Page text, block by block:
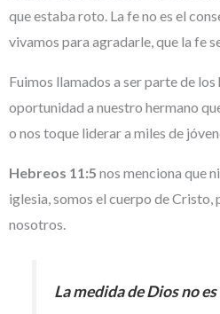
que estaba roto. La fe no es el
vivamos para agradarle, que la fe
Fuimos llamados a ser parte de
oportunidad a nuestro hermano
o nos toque liderar a miles de
Hebreos 11:5 nos menciona que
iglesia, somos el cuerpo de
nosotros.
La medida de Dios no